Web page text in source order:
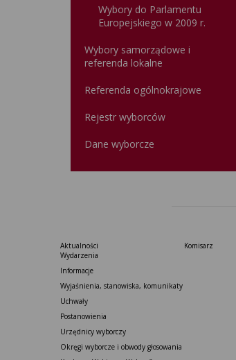
Wybory do Parlamentu
Europejskiego w 2009 r.
Wybory samorządowe i
referenda lokalne
Referenda ogólnokrajowe
Rejestr wyborców
Dane wyborcze
Aktualności
Wydarzenia
Informacje
Wyjaśnienia, stanowiska, komunikaty
Uchwały
Postanowienia
Urzędnicy wyborczy
Okręgi wyborcze i obwody głosowania
Komisarz